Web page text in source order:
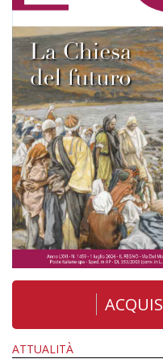
ATTUALITÀ